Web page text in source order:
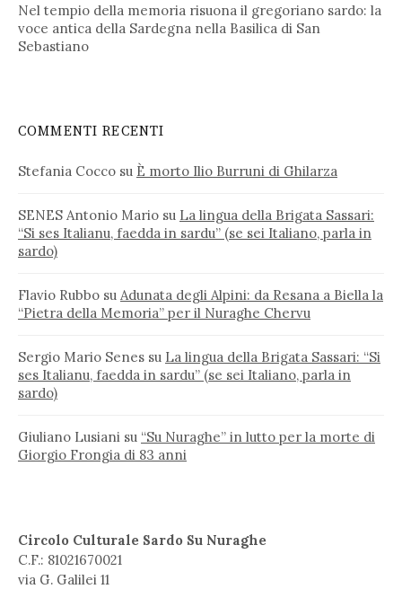
Nel tempio della memoria risuona il gregoriano sardo: la
voce antica della Sardegna nella Basilica di San
Sebastiano
COMMENTI RECENTI
Stefania Cocco su È morto Ilio Burruni di Ghilarza
SENES Antonio Mario su La lingua della Brigata Sassari:
“Si ses Italianu, faedda in sardu” (se sei Italiano, parla in
sardo)
Flavio Rubbo su Adunata degli Alpini: da Resana a Biella la
“Pietra della Memoria” per il Nuraghe Chervu
Sergio Mario Senes su La lingua della Brigata Sassari: “Si
ses Italianu, faedda in sardu” (se sei Italiano, parla in
sardo)
Giuliano Lusiani su “Su Nuraghe” in lutto per la morte di
Giorgio Frongia di 83 anni
Circolo Culturale Sardo Su Nuraghe
C.F.: 81021670021
via G. Galilei 11